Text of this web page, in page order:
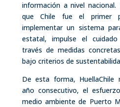
información a nivel
que Chile fue el primer
implementar un sistema
estatal, impulse el
través de medidas
bajo criterios de
De esta forma, HuellaChile
año consecutivo, el
medio ambiente de Puerto